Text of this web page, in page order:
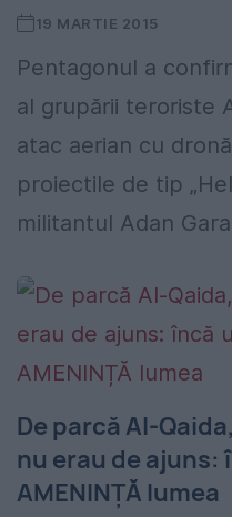
19 MARTIE 2015
Pentagonul a
al grupării teroriste
atac aerian cu
proiectile de tip
militantul Adan
De parcă Al-
nu erau de
AMENINȚĂ lumea